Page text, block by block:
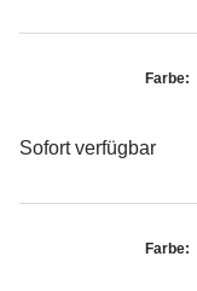
Farbe:
Sofort verfügbar
Farbe: